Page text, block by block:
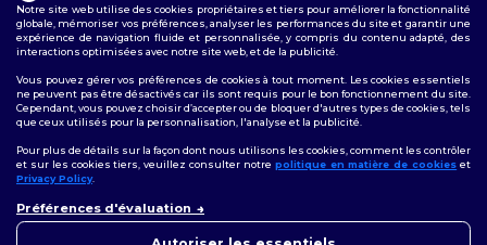
Bruxelles |Anvers|Mortsel |Malines| Lierre |Turnhout| Geel|
Herentals|Hoogstraten | Bruges
Notre site web utilise des cookies propriétaires et tiers pour améliorer la fonctionnalité
globale, mémoriser vos préférences, analyser les performances du site et garantir une
expérience de navigation fluide et personnalisée, y compris du contenu adapté, des
interactions optimisées avec notre site web, et de la publicité.
Vous pouvez gérer vos préférences de cookies à tout moment. Les cookies essentiels
ne peuvent pas être désactivés car ils sont requis pour le bon fonctionnement du site.
Cependant, vous pouvez choisir d’accepter ou de bloquer d'autres types de cookies, tels
que ceux utilisés pour la personnalisation, l'analyse et la publicité.
Pour plus de détails sur la façon dont nous utilisons les cookies, comment les contrôler
et sur les cookies tiers, veuillez consulter notre politique en matière de cookies et
Privacy Policy.
Préférences d'évaluation
Pour